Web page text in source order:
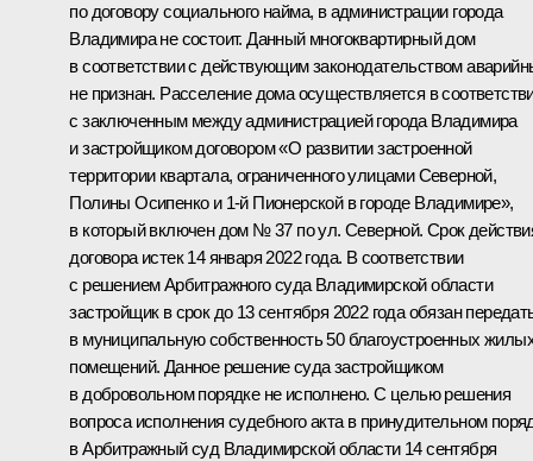
по договору социального найма, в администрации города
Владимира не состоит. Данный многоквартирный дом
в соответствии с действующим законодательством
не признан. Расселение дома осуществляется в
с заключенным между администрацией города Владимира
и застройщиком договором «О развитии застроенной
территории квартала, ограниченного улицами Северной,
Полины Осипенко и 1-й Пионерской в городе Владимире»,
в который включен дом № 37 по ул. Северной. Срок
договора истек 14 января 2022 года. В соответствии
с решением Арбитражного суда Владимирской области
застройщик в срок до 13 сентября 2022 года обязан
в муниципальную собственность 50 благоустроенных
помещений. Данное решение суда застройщиком
в добровольном порядке не исполнено. С целью решения
вопроса исполнения судебного акта в принудительном
в Арбитражный суд Владимирской области 14 сентября